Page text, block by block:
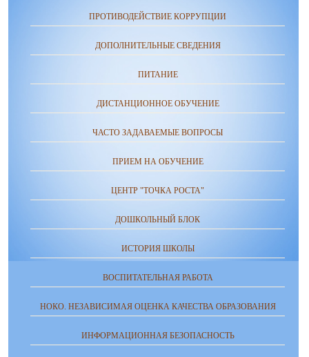
ПРОТИВОДЕЙСТВИЕ КОРРУПЦИИ
ДОПОЛНИТЕЛЬНЫЕ СВЕДЕНИЯ
ПИТАНИЕ
ДИСТАНЦИОННОЕ ОБУЧЕНИЕ
ЧАСТО ЗАДАВАЕМЫЕ ВОПРОСЫ
ПРИЕМ НА ОБУЧЕНИЕ
ЦЕНТР "ТОЧКА РОСТА"
ДОШКОЛЬНЫЙ БЛОК
ИСТОРИЯ ШКОЛЫ
ВОСПИТАТЕЛЬНАЯ РАБОТА
НОКО. НЕЗАВИСИМАЯ ОЦЕНКА КАЧЕСТВА ОБРАЗОВАНИЯ
ИНФОРМАЦИОННАЯ БЕЗОПАСНОСТЬ